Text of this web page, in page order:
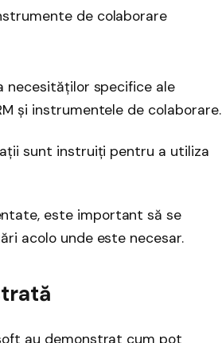
de colaborare
necesităților specifice ale
și instrumentele de colaborare.
sunt instruiți pentru a utiliza
este important să se
acolo unde este necesar.
au demonstrat cum pot